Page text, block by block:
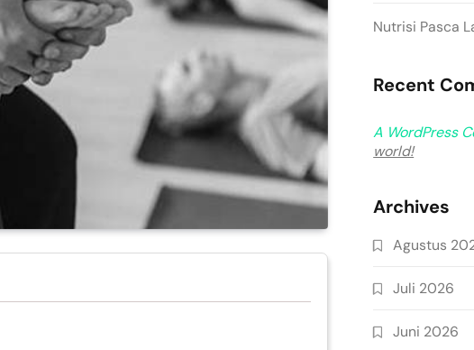
Nutrisi Pasca
Recent
A WordPress
world!
Archives
Agustus
Juli 2026
Juni 2026